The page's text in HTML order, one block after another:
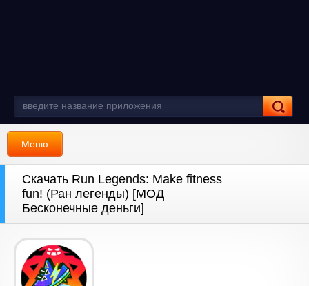
Меню
Скачать Run Legends: Make fitness
fun! (Ран легенды) [МОД
Бесконечные деньги]